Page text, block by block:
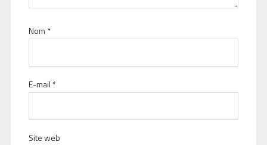
Nom *
E-mail *
Site web